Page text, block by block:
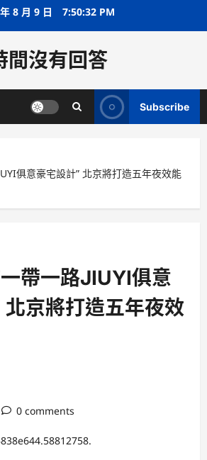
8 月 9 日 7:50:32 PM
間沒有回答
Subscribe
俱意豪宅設計” 北京將打造五年夜效能
帶一路JIUYI俱意
北京將打造五年夜效
0 comments